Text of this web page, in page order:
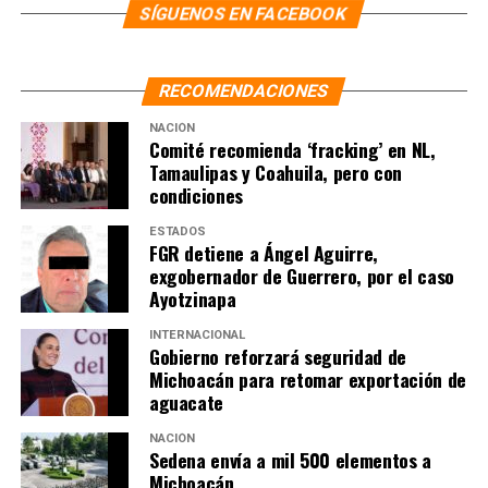
RICARDO MONREAL
TABASCO
Suma México 978 mil casos de Covid-19; SSa llama a
moderar la movilidad
NO TE PIERDAS
Mireya Valverde será copresidenta del GAFI contra
lavado de dinero
SÍGUENOS EN FACEBOOK
RECOMENDACIONES
NACIÓN
Comité recomienda ‘fracking’ en NL,
Tamaulipas y Coahuila, pero con
condiciones
ESTADOS
FGR detiene a Ángel Aguirre,
exgobernador de Guerrero, por el caso
Ayotzinapa
INTERNACIONAL
Gobierno reforzará seguridad de
Michoacán para retomar exportación de
aguacate
NACIÓN
Sedena envía a mil 500 elementos a